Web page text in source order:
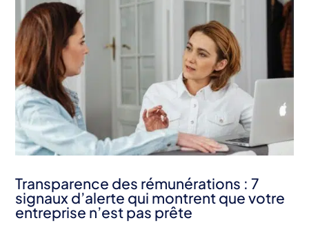
Transparence des rémunérations : 7
signaux d’alerte qui montrent que votre
entreprise n’est pas prête